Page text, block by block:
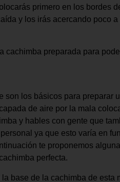
primero en los bordes
y los irás acercando poco
cachimba preparada para
son los básicos para preparar
de aire por la mala
y hables con gente que
ya que esto varía en
te proponemos
perfecta.
la base de la cachimba de esta